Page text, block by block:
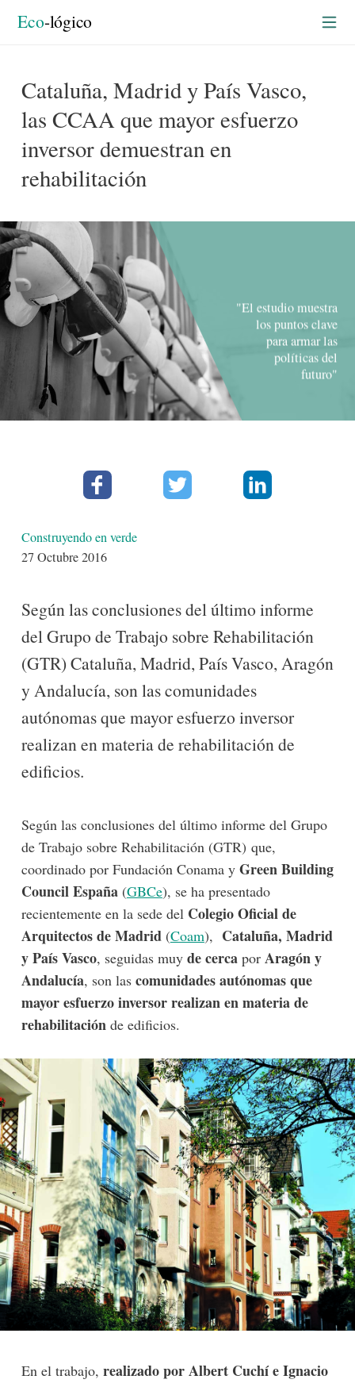
Eco-lógico
Construyendo en verde
Cataluña, Madrid y País Vasco,
las CCAA que mayor esfuerzo
inversor demuestran en
rehabilitación
"El estudio muestra
los puntos clave
para armar las
políticas del
futuro"
FacebookTwitter Linkedin
DetallesConstruyendo en verde
27 Octubre 2016
Según las conclusiones del último informe
del Grupo de Trabajo sobre Rehabilitación
(GTR) Cataluña, Madrid, País Vasco, Aragón
y Andalucía, son las comunidades
autónomas que mayor esfuerzo inversor
realizan en materia de rehabilitación de
edificios.
Según las conclusiones del último informe del Grupo
de Trabajo sobre Rehabilitación (GTR) que,
coordinado por Fundación Conama y Green Building
Council España(GBCe), se ha presentado
recientemente en la sede del Colegio Oficial de
Arquitectos de Madrid(Coam), Cataluña, Madrid
y País Vasco, seguidas muy de cercapor Aragón y
Andalucía, son las comunidades autónomas que
mayor esfuerzo inversor realizan en materia de
rehabilitaciónde edificios.
En el trabajo, realizado por Albert Cuchí e Ignacio